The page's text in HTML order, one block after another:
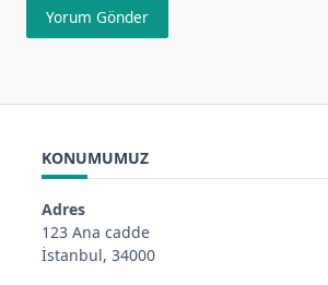
KONUMUMUZ
Adres
123 Ana cadde
İstanbul, 34000